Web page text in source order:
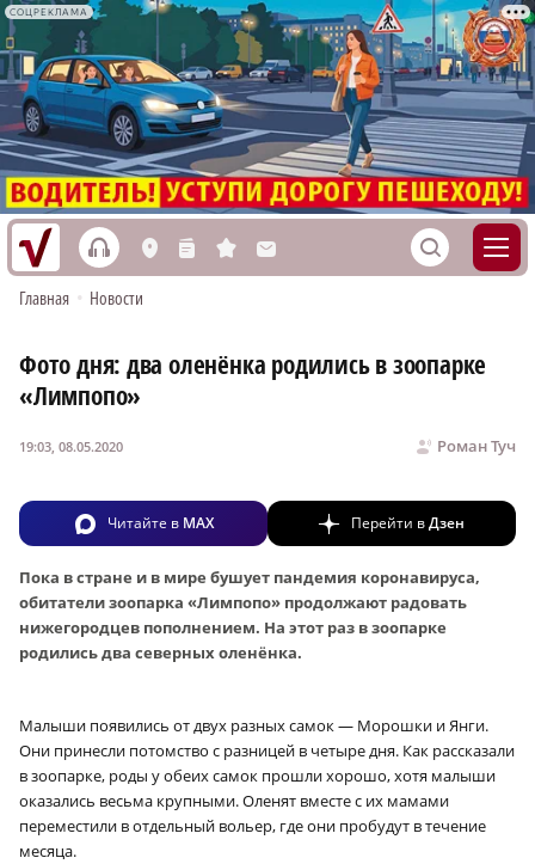
СОЦРЕКЛАМА
h L n s M S
Главная • Новости
Фото дня: два оленёнка родились в зоопарке
«Лимпопо»
Роман Туч
19:03, 08.05.2020
Читайте в MAX Перейти вДзен
Пока в стране и в мире бушует пандемия коронавируса,
обитатели зоопарка «Лимпопо» продолжают радовать
нижегородцев пополнением. На этот раз в зоопарке
родились два северных оленёнка.
Малыши появились от двух разных самок — Морошки и Янги.
Они принесли потомство с разницей в четыре дня. Как рассказали
в зоопарке, роды у обеих самок прошли хорошо, хотя малыши
оказались весьма крупными. Оленят вместе с их мамами
переместили в отдельный вольер, где они пробудут в течение
месяца.